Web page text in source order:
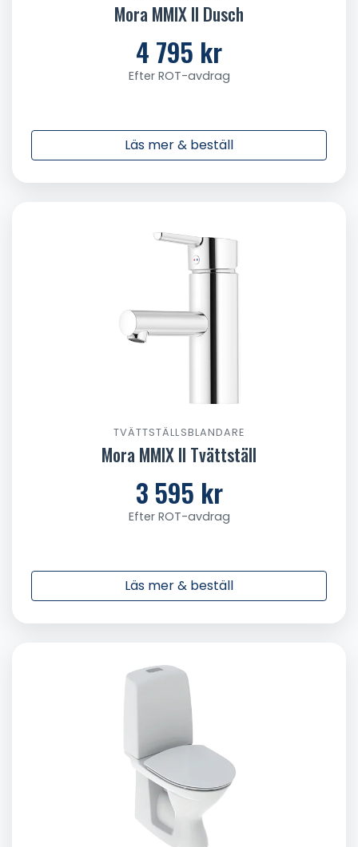
Mora MMIX II Dusch
4 795 kr
Efter ROT-avdrag
Läs mer & beställ
TVÄTTSTÄLLSBLANDARE
Mora MMIX II Tvättställ
3 595 kr
Efter ROT-avdrag
Läs mer & beställ